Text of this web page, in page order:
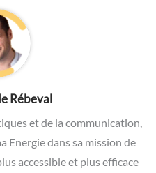
Rébeval
et de la communication,
Energie dans sa mission de
accessible et plus efficace